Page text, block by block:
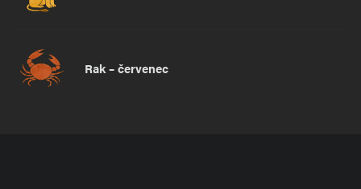
Rak – červenec